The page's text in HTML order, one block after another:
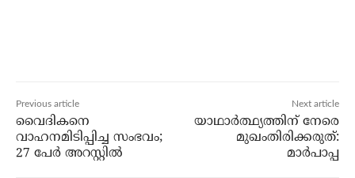
Previous article
വൈദികനെ
വാഹനമിടിപ്പിച്ച സംഭവം;
27 പേര്‍ അറസ്റ്റില്‍
Next article
യാഥാര്‍ത്ഥ്യത്തിന് നേരെ
മുഖംതിരിക്കരുത്:
മാര്‍പാപ്പ